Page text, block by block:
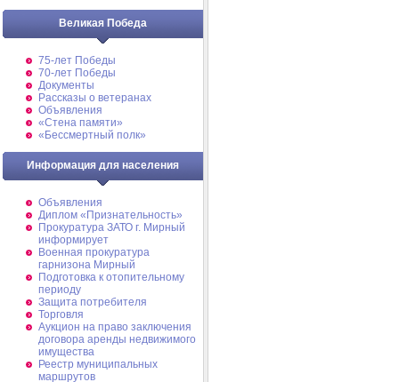
Великая Победа
75-лет Победы
70-лет Победы
Документы
Рассказы о ветеранах
Объявления
«Стена памяти»
«Бессмертный полк»
Информация для населения
Объявления
Диплом «Признательность»
Прокуратура ЗАТО г. Мирный
информирует
Военная прокуратура
гарнизона Мирный
Подготовка к отопительному
периоду
Защита потребителя
Торговля
Аукцион на право заключения
договора аренды недвижимого
имущества
Реестр муниципальных
маршрутов